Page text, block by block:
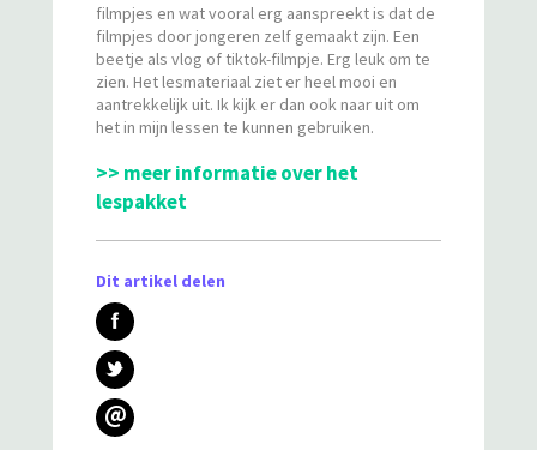
filmpjes en wat vooral erg aanspreekt is dat de
filmpjes door jongeren zelf gemaakt zijn. Een
beetje als vlog of tiktok-filmpje. Erg leuk om te
zien. Het lesmateriaal ziet er heel mooi en
aantrekkelijk uit. Ik kijk er dan ook naar uit om
het in mijn lessen te kunnen gebruiken.
>> meer informatie over het
lespakket
Dit artikel delen
@